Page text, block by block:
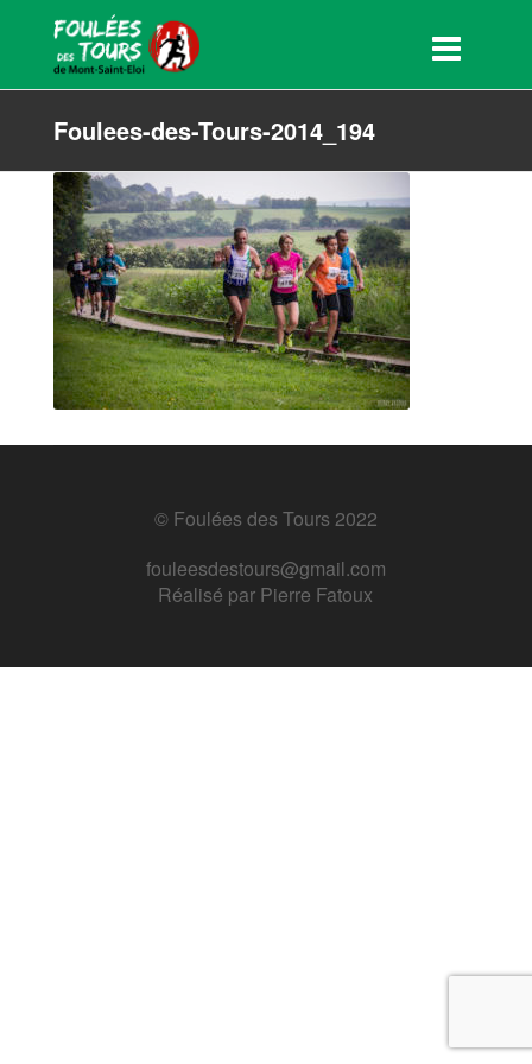
Foulees-des-Tours-2014_194
© Foulées des Tours 2022
fouleesdestours@gmail.com
Réalisé par Pierre Fatoux